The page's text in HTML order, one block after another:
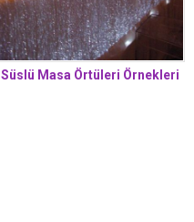
Süslü Masa Örtüleri Örnekleri